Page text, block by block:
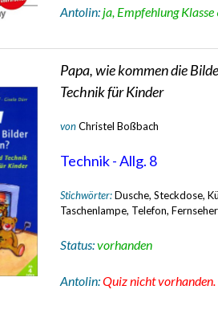
Antolin: ja, Empfehlung Klasse
Papa, wie kommen die
Technik für Kinder
vonChristel Boßbach
Technik - Allg. 8
Stichwörter:Dusche, Steckdose,
Taschenlampe, Telefon, Fernseher
Status:vorhanden
Antolin:Quiz nicht vorhanden.